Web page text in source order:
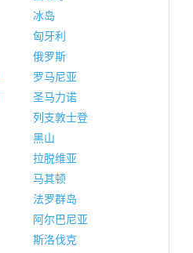
冰岛
匈牙利
俄罗斯
罗马尼亚
圣马力诺
列支敦士登
黑山
拉脱维亚
马其顿
法罗群岛
阿尔巴尼亚
斯洛伐克